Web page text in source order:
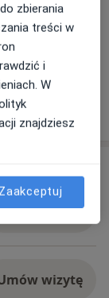
wizytę
wizytę
zbierania
treści w
i
W
znajdziesz
Zaakceptuj